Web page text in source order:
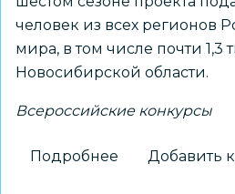
человек из всех регионов
мира, в том числе почти 1,3
Новосибирской области.
Всероссийские конкурсы
Подробнее Добавить